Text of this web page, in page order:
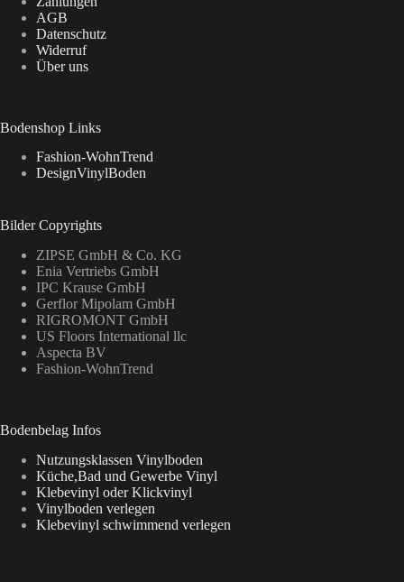
AGB
Datenschutz
Widerruf
Über uns
Bodenshop Links
Fashion-WohnTrend
DesignVinylBoden
Bilder Copyrights
ZIPSE GmbH & Co. KG
Enia Vertriebs GmbH
IPC Krause GmbH
Gerflor Mipolam GmbH
RIGROMONT GmbH
US Floors International llc
Aspecta BV
Fashion-WohnTrend
Bodenbelag Infos
Nutzungsklassen Vinylboden
Küche,Bad und Gewerbe Vinyl
Klebevinyl oder Klickvinyl
Vinylboden verlegen
Klebevinyl schwimmend verlegen